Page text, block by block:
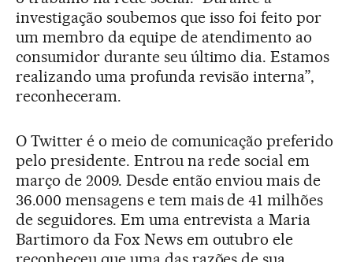
investigação soubemos que isso foi feito por
um membro da equipe de atendimento ao
consumidor durante seu último dia. Estamos
realizando uma profunda revisão interna”,
reconheceram.
O Twitter é o meio de comunicação preferido
pelo presidente. Entrou na rede social em
março de 2009. Desde então enviou mais de
36.000 mensagens e tem mais de 41 milhões
de seguidores. Em uma entrevista a Maria
Bartimoro da Fox News em outubro ele